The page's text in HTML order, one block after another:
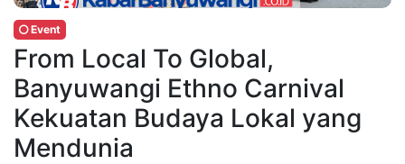
Event
From Local To Global,
Banyuwangi Ethno Carnival
Kekuatan Budaya Lokal yang
Mendunia